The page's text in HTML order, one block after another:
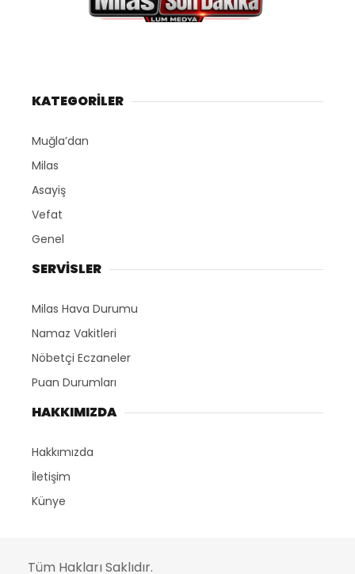
KATEGORİLER
Muğla’dan
Milas
Asayiş
Vefat
Genel
SERVİSLER
Milas Hava Durumu
Namaz Vakitleri
Nöbetçi Eczaneler
Puan Durumları
HAKKIMIZDA
Hakkımızda
İletişim
Künye
Tüm Hakları Saklıdır.